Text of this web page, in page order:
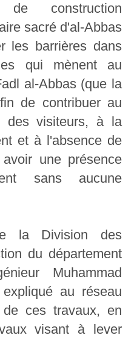
construction
sacré d'al-Abbas
les barrières dans
qui mènent au
al-Abbas (que la
de contribuer au
des visiteurs, à la
et à l'absence de
une présence
sans aucune
la Division des
du département
Muhammad
au réseau
ces travaux, en
visant à lever